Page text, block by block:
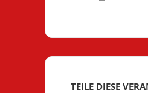
TEILE DIESE